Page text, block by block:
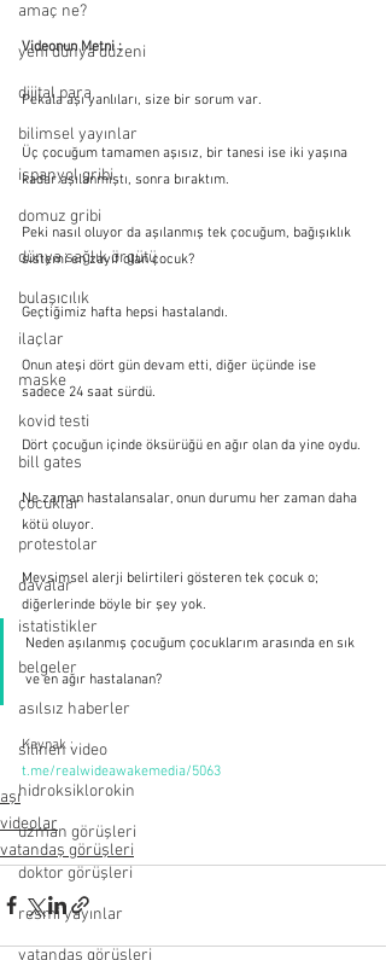
amaç ne?
yeni dünya düzeni
dijital para
bilimsel yayınlar
ispanyol gribi
domuz gribi
dünya sağlık örgütü
bulaşıcılık
ilaçlar
maske
kovid testi
bill gates
çocuklar
protestolar
davalar
istatistikler
belgeler
asılsız haberler
silinen video
hidroksiklorokin
uzman görüşleri
doktor görüşleri
resmi yayınlar
vatandaş görüşleri
Videonun Metni :
Pekala aşı yanlıları, size bir sorum var.
Üç çocuğum tamamen aşısız, bir tanesi ise iki yaşına
kadar aşılanmıştı, sonra bıraktım.
Peki nasıl oluyor da aşılanmış tek çocuğum, bağışıklık
sistemi en zayıf olan çocuk?
Geçtiğimiz hafta hepsi hastalandı.
Onun ateşi dört gün devam etti, diğer üçünde ise
sadece 24 saat sürdü.
Dört çocuğun içinde öksürüğü en ağır olan da yine oydu.
Ne zaman hastalansalar, onun durumu her zaman daha
kötü oluyor.
Mevsimsel alerji belirtileri gösteren tek çocuk o;
diğerlerinde böyle bir şey yok.
Neden aşılanmış çocuğum çocuklarım arasında en sık
ve en ağır hastalanan?
Kaynak :
t.me/realwideawakemedia/5063
aşı
videolar
vatandaş görüşleri